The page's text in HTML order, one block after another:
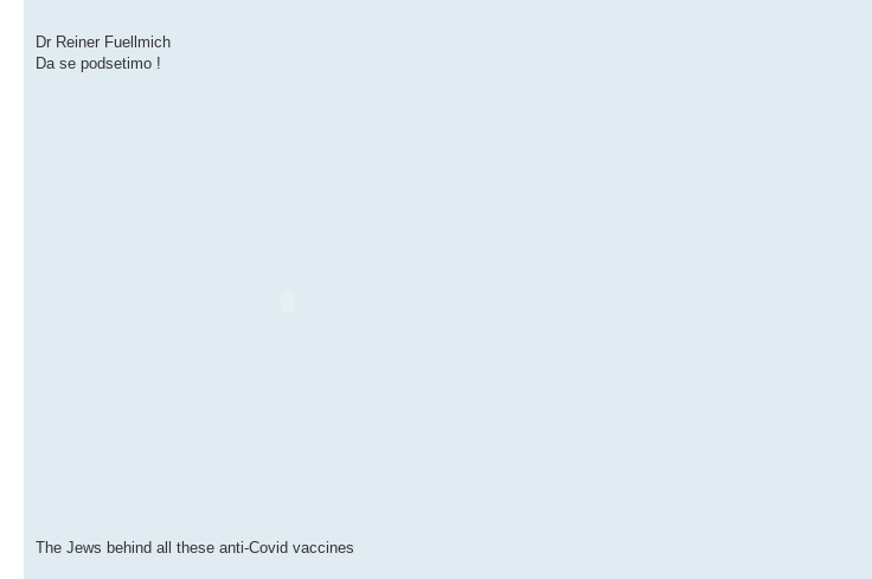
Dr Reiner Fuellmich
Da se podsetimo !
The Jews behind all these anti-Covid vaccines